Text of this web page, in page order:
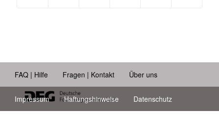
FAQ | Hilfe Fragen | Kontakt Über uns
Impressum Haftungshinweise Datenschutz